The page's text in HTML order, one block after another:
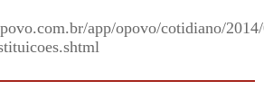
app/opovo/cotidiano/